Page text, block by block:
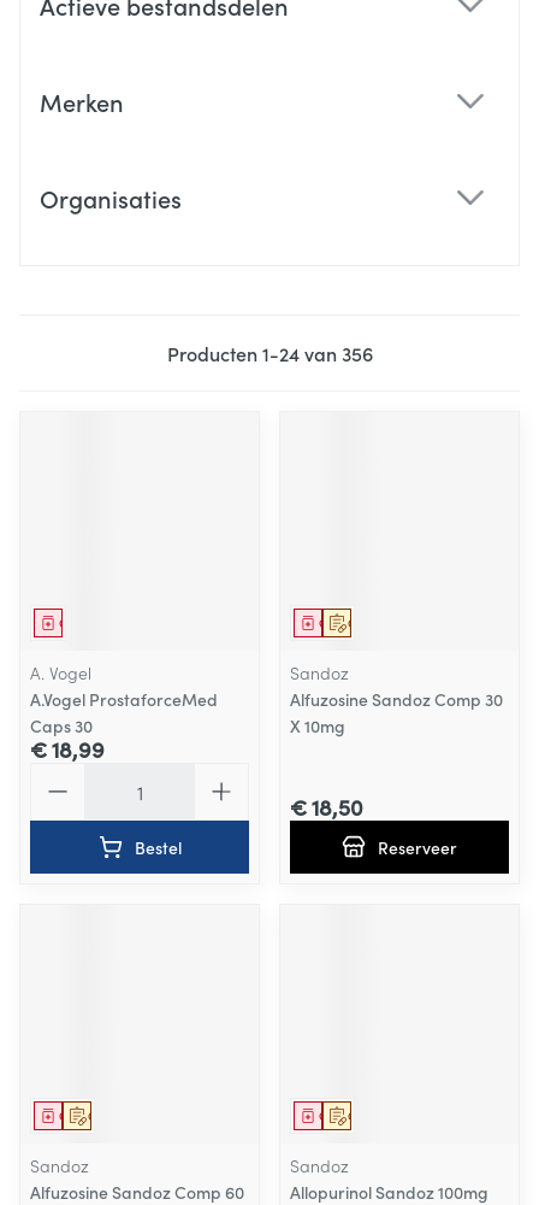
Merken
Organisaties
Producten1-24van356
Geneesmiddel
A. Vogel
A.Vogel ProstaforceMed
Caps 30
€ 18,99
Bestel
Op voorschrift
Geneesmiddel
Sandoz
Alfuzosine Sandoz Comp 30
X 10mg
€ 18,50
Reserveer
Op voorschrift
Geneesmiddel
Sandoz
Alfuzosine Sandoz Comp 60
Op voorschrift
Geneesmiddel
Sandoz
Allopurinol Sandoz 100mg